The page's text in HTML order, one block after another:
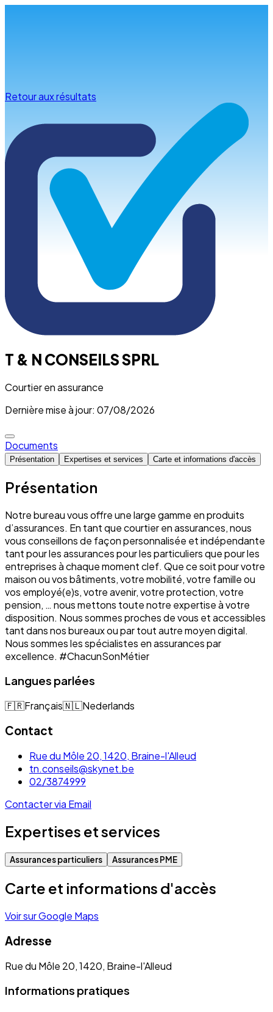
Retour aux résultats
T & N CONSEILS SPRL
Courtier en assurance
Dernière mise à jour: 07/08/2026
Documents
Présentation Expertises et services Carte et informations d'accès
Présentation
Notre bureau vous offre une large gamme en produits
d’assurances. En tant que courtier en assurances, nous
vous conseillons de façon personnalisée et indépendante
tant pour les assurances pour les particuliers que pour les
entreprises à chaque moment clef. Que ce soit pour votre
maison ou vos bâtiments, votre mobilité, votre famille ou
vos employé(e)s, votre avenir, votre protection, votre
pension, … nous mettons toute notre expertise à votre
disposition. Nous sommes proches de vous et accessibles
tant dans nos bureaux ou par tout autre moyen digital.
Nous sommes les spécialistes en assurances par
excellence. #ChacunSonMétier
Langues parlées
🇫🇷Français🇳🇱Nederlands
Contact
Rue du Môle 20, 1420, Braine-l'Alleud
tn.conseils@skynet.be
02/3874999
Contacter via Email
Expertises et services
Assurances particuliers Assurances PME
Carte et informations d'accès
Voir sur Google Maps
Adresse
Rue du Môle 20, 1420, Braine-l'Alleud
Informations pratiques